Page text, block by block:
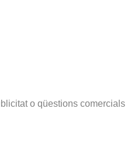
o qüestions comercials